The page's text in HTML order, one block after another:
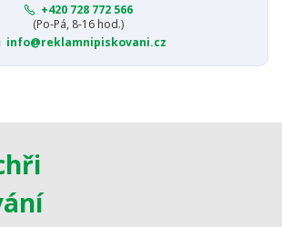
+420 728 772 566
(Po-Pá, 8-16 hod.)
info@reklamnipiskovani.cz